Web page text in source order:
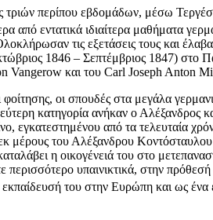
περίπου εβδομάδων, μέσω
από εντατικά ιδιαίτερα μαθήματα
τις εξετάσεις τους και
1846 – Σεπτέμβριος 1847) στο
Vangerow και του Carl Joseph Anton
οι σπουδές στα μεγάλα
κατηγορία ανήκαν ο Αλέξανδρος
εγκατεστημένου από τα τελευταία
μέρους του Αλέξανδρου
η οικογένειά του στο
υπαινικτικά, στην
του στην Ευρώπη και ως ένα